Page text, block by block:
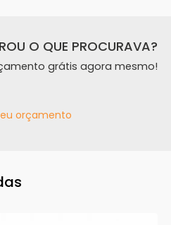
O QUE PROCURAVA?
grátis agora mesmo!
orçamento